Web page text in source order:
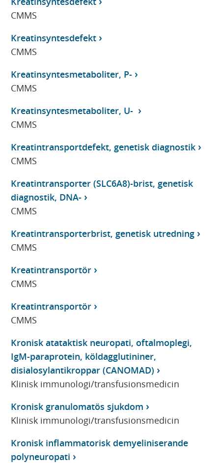
CMMS
Kreatinsyntesdefekt
CMMS
Kreatinsyntesmetaboliter, P-
CMMS
Kreatinsyntesmetaboliter, U-
CMMS
Kreatintransportdefekt, genetisk diagnostik
CMMS
Kreatintransporter (SLC6A8)-brist, genetisk
diagnostik, DNA-
CMMS
Kreatintransporterbrist, genetisk utredning
CMMS
Kreatintransportör
CMMS
Kreatintransportör
CMMS
Kronisk atataktisk neuropati, oftalmoplegi,
IgM-paraprotein, köldagglutininer,
disialosylantikroppar (CANOMAD)
Klinisk immunologi/transfusionsmedicin
Kronisk granulomatös sjukdom
Klinisk immunologi/transfusionsmedicin
Kronisk inflammatorisk demyeliniserande
polyneuropati